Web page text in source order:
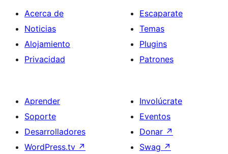
Acerca de
Noticias
Alojamiento
Privacidad
Escaparate
Temas
Plugins
Patrones
Aprender
Soporte
Desarrolladores
WordPress.tv ↗
Involúcrate
Eventos
Donar ↗
Swag ↗